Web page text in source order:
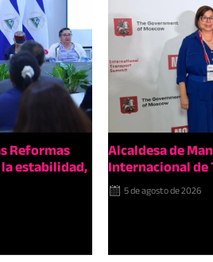
Reformas
estabilidad,
Alcaldesa de
Internacional de
5 de agosto de 2026